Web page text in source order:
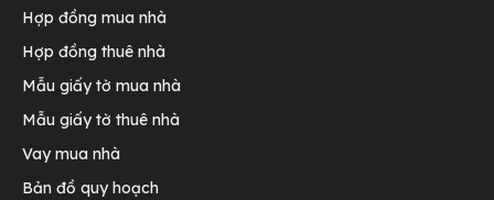
Hợp đồng mua nhà
Hợp đồng thuê nhà
Mẫu giấy tờ mua nhà
Mẫu giấy tờ thuê nhà
Vay mua nhà
Bản đồ quy hoạch